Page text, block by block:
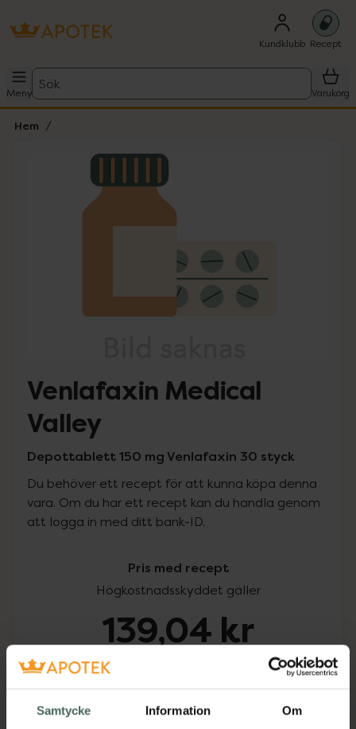
Samtycke Information Om
Kundklubb Recept
Meny
Sök
Varukorg
Hem
Lista: . Innehåller 1 objekt.
Venlafaxin Medical
Valley
Depottablett 150 mg Venlafaxin 30 styck
Du behöver ett recept för att kunna köpa denna
vara. Om du har ett recept kan du handla genom
att logga in med ditt bank-ID.
Pris med recept
Högkostnadsskyddet gäller
139,04 kr
Köp via ditt recept